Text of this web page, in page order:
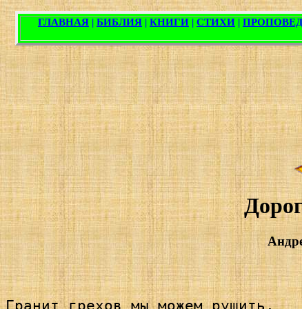
Гранит грехов мы можем рушить,